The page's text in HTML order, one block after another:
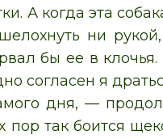
А когда эта
ни
бы ее в
согласен я
дня, —
пор так боится